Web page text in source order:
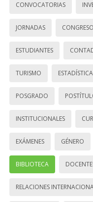
CONVOCATORIAS
JORNADAS
ESTUDIANTES
TURISMO ESTADÍSTICA
POSGRADO
INSTITUCIONALES
EXÁMENES GÉNERO
BIBLIOTECA
RELACIONES